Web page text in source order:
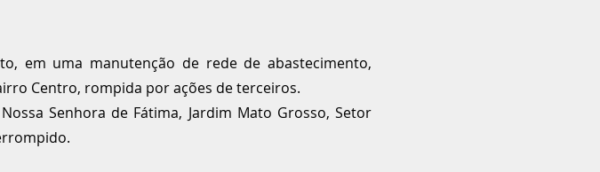
em uma manutenção de rede de abastecimento,
Centro, rompida por ações de terceiros.
Senhora de Fátima, Jardim Mato Grosso, Setor